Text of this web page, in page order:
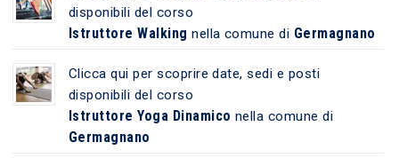
disponibili del corso
Istruttore Walking nella comune di Germagnano
Clicca qui per scoprire date, sedi e posti
disponibili del corso
Istruttore Yoga Dinamico nella comune di
Germagnano